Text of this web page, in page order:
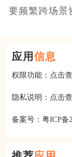
要频繁跨场景
应用 信息
权限功能： 点击
隐私说明： 点击
备案号： 粤ICP备